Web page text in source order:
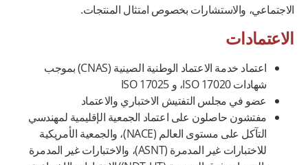
الاجتماعي، والاستشارات بخصوص امتثال المنتجات.
الاعتمادات
اعتماد خدمة الاعتماد الوطنية الصينية (CNAS) بموجب
شهادات ISO 17020، و ISO 17025
عضو في مجلس التفتيش الاختباري والاعتماد
مفتشون حاصلون على اعتماد الجمعية الإقليمية لمهندسي
التآكل على مستوى العالم (NACE)، والجمعية الأمريكية
للاختبارات غير المدمرة (ASNT)، والاختبارات غير المدمرة